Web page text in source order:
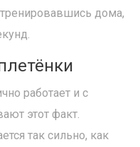
дома,
работает и с
этот факт.
так сильно, как